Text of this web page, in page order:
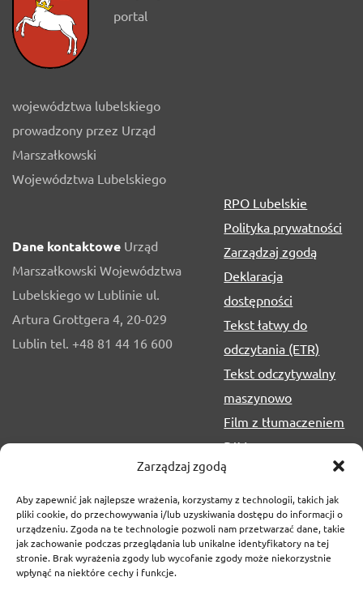
Zarządzaj zgodą
Aby zapewnić jak najlepsze wrażenia, korzystamy z technologii, takich jak
pliki cookie, do przechowywania i/lub uzyskiwania dostępu do informacji o
urządzeniu. Zgoda na te technologie pozwoli nam przetwarzać dane, takie
jak zachowanie podczas przeglądania lub unikalne identyfikatory na tej
stronie. Brak wyrażenia zgody lub wycofanie zgody może niekorzystnie
wpłynąć na niektóre cechy i funkcje.
portal
województwa lubelskiego
prowadzony przez Urząd
Marszałkowski
Województwa Lubelskiego
Dane kontaktowe Urząd
Marszałkowski Województwa
Lubelskiego w Lublinie ul.
Artura Grottgera 4, 20-029
Lublin tel. +48 81 44 16 600
RPO Lubelskie
Polityka prywatności
Zarządzaj zgodą
Deklaracja
dostępności
Tekst łatwy do
odczytania (ETR)
Tekst odczytywalny
maszynowo
Film z tłumaczeniem
PJM